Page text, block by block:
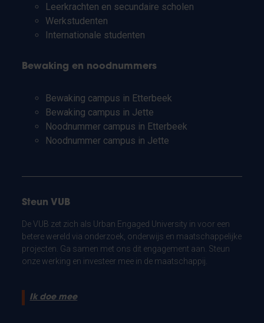
Leerkrachten en secundaire scholen
Werkstudenten
Internationale studenten
Bewaking en noodnummers
Bewaking campus in Etterbeek
Bewaking campus in Jette
Noodnummer campus in Etterbeek
Noodnummer campus in Jette
Steun VUB
De VUB zet zich als Urban Engaged University in voor een
betere wereld via onderzoek, onderwijs en maatschappelijke
projecten. Ga samen met ons dit engagement aan. Steun
onze werking en investeer mee in de maatschappij.
Ik doe mee